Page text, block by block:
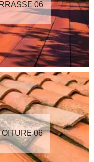
06
06